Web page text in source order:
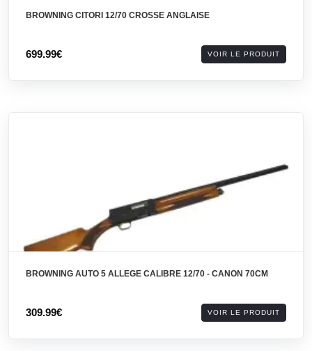
BROWNING CITORI 12/70 CROSSE ANGLAISE
699.99€ VOIR LE PRODUIT
BROWNING AUTO 5 ALLEGE CALIBRE 12/70 - CANON 70CM
309.99€ VOIR LE PRODUIT